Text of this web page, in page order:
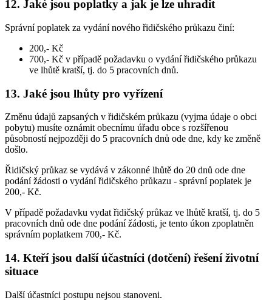
12. Jaké jsou poplatky a jak je lze uhradit
Správní poplatek za vydání nového řidičského průkazu činí:
200,- Kč
700,- Kč v případě požadavku o vydání řidičského průkazu
ve lhůtě kratší, tj. do 5 pracovních dnů.
13. Jaké jsou lhůty pro vyřízení
Změnu údajů zapsaných v řidičském průkazu (vyjma údaje o obci
pobytu) musíte oznámit obecnímu úřadu obce s rozšířenou
působností nejpozději do 5 pracovních dnů ode dne, kdy ke změně
došlo.
Řidičský průkaz se vydává v zákonné lhůtě do 20 dnů ode dne
podání žádosti o vydání řidičského průkazu - správní poplatek je
200,- Kč.
V případě požadavku vydat řidičský průkaz ve lhůtě kratší, tj. do 5
pracovních dnů ode dne podání žádosti, je tento úkon zpoplatněn
správním poplatkem 700,- Kč.
14. Kteří jsou další účastníci (dotčení) řešení životní
situace
Další účastníci postupu nejsou stanoveni.